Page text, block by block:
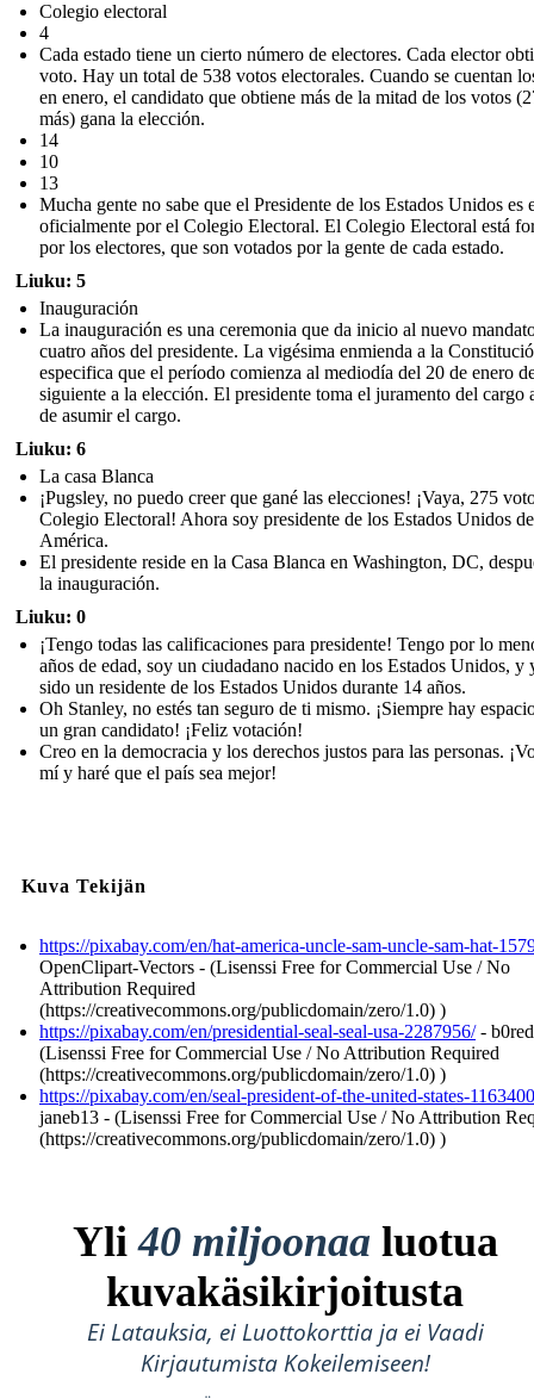
Colegio electoral
4
Cada estado tiene un cierto número de electores. Cada elector
voto. Hay un total de 538 votos electorales. Cuando se cuentan
en enero, el candidato que obtiene más de la mitad de los votos
más) gana la elección.
14
10
13
Mucha gente no sabe que el Presidente de los Estados Unidos es
oficialmente por el Colegio Electoral. El Colegio Electoral está
por los electores, que son votados por la gente de cada estado.
Liuku: 5
Inauguración
La inauguración es una ceremonia que da inicio al nuevo
cuatro años del presidente. La vigésima enmienda a la
especifica que el período comienza al mediodía del 20 de enero
siguiente a la elección. El presidente toma el juramento del cargo
de asumir el cargo.
Liuku: 6
La casa Blanca
¡Pugsley, no puedo creer que gané las elecciones! ¡Vaya, 275
Colegio Electoral! Ahora soy presidente de los Estados Unidos de
América.
El presidente reside en la Casa Blanca en Washington, DC,
la inauguración.
Liuku: 0
¡Tengo todas las calificaciones para presidente! Tengo por lo
años de edad, soy un ciudadano nacido en los Estados Unidos, y
sido un residente de los Estados Unidos durante 14 años.
Oh Stanley, no estés tan seguro de ti mismo. ¡Siempre hay
un gran candidato! ¡Feliz votación!
Creo en la democracia y los derechos justos para las personas.
mí y haré que el país sea mejor!
Kuva Tekijän
https://pixabay.com/en/hat-america-uncle-sam-uncle-sam-hat-
OpenClipart-Vectors - (Lisenssi Free for Commercial Use / No
Attribution Required
(https://creativecommons.org/publicdomain/zero/1.0) )
https://pixabay.com/en/presidential-seal-seal-usa-2287956/-
(Lisenssi Free for Commercial Use / No Attribution Required
(https://creativecommons.org/publicdomain/zero/1.0) )
https://pixabay.com/en/seal-president-of-the-united-states-
janeb13 - (Lisenssi Free for Commercial Use / No Attribution
(https://creativecommons.org/publicdomain/zero/1.0) )
Yli40 miljoonaa luotua
kuvakäsikirjoitusta
Ei Latauksia, ei Luottokorttia ja ei Vaadi
Kirjautumista Kokeilemiseen!